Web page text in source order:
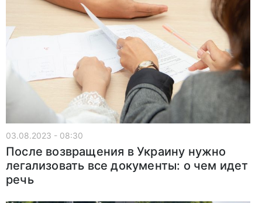
03.08.2023 - 08:30
После возвращения в Украину нужно
легализовать все документы: о чем идет
речь